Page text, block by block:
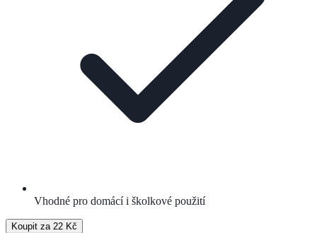
Vhodné pro domácí i školkové použití
Koupit za 22 Kč